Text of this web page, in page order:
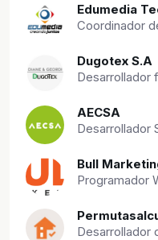
Edumedia
Coordinador
Dugotex S.A
Desarrollador
AECSA
Desarrollador
Bull
Programador
Desarrollador